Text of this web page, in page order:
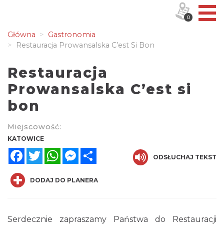
Główna
Gastronomia
Restauracja Prowansalska C’est Si Bon
Restauracja
Prowansalska C’est si
bon
Miejscowość:
KATOWICE
FacebookTwitterWhatsAppMessenger
ODSŁUCHAJ TEKST
DODAJ DO PLANERA
Serdecznie zapraszamy Państwa do Restauracji
0